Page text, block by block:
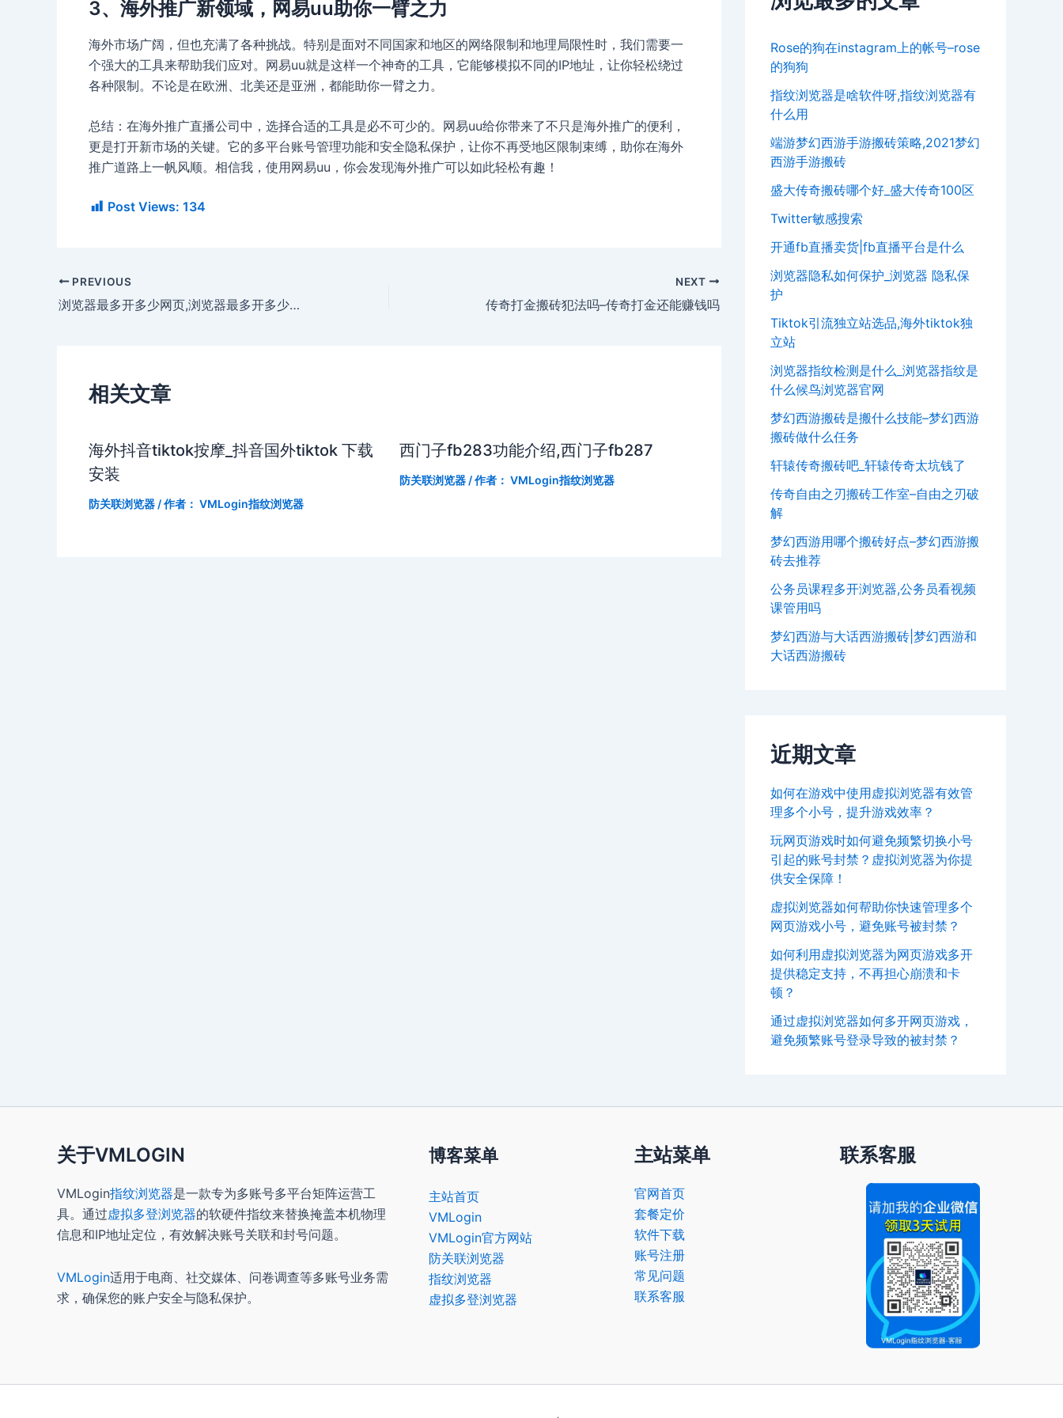
3、海外推广新领域，网易uu助你一臂之力
海外市场广阔，但也充满了各种挑战。特别是面对不同国家和地区的网络限制和地理局限性时，我们需要一
个强大的工具来帮助我们应对。网易uu就是这样一个神奇的工具，它能够模拟不同的IP地址，让你轻松绕过
各种限制。不论是在欧洲、北美还是亚洲，都能助你一臂之力。
总结：在海外推广直播公司中，选择合适的工具是必不可少的。网易uu给你带来了不只是海外推广的便利，
更是打开新市场的关键。它的多平台账号管理功能和安全隐私保护，让你不再受地区限制束缚，助你在海外
推广道路上一帆风顺。相信我，使用网易uu，你会发现海外推广可以如此轻松有趣！
Post Views: 134
PREVIOUS
浏览器最多开多少网页,浏览器最多开多少网页好
NEXT
传奇打金搬砖犯法吗–传奇打金还能赚钱吗
相关文章
海外抖音tiktok按摩_抖音国外tiktok 下载
安装
防关联浏览器 / 作者： VMLogin指纹浏览器
西门子fb283功能介绍,西门子fb287
防关联浏览器/ 作者： VMLogin指纹浏览器
Rose的狗在instagram上的帐号–rose
的狗狗
指纹浏览器是啥软件呀,指纹浏览器有
什么用
端游梦幻西游手游搬砖策略,2021梦幻
西游手游搬砖
盛大传奇搬砖哪个好_盛大传奇100区
Twitter敏感搜索
开通fb直播卖货|fb直播平台是什么
浏览器隐私如何保护_浏览器 隐私保
护
Tiktok引流独立站选品,海外tiktok独
立站
浏览器指纹检测是什么_浏览器指纹是
什么候鸟浏览器官网
梦幻西游搬砖是搬什么技能–梦幻西游
搬砖做什么任务
轩辕传奇搬砖吧_轩辕传奇太坑钱了
传奇自由之刃搬砖工作室–自由之刃破
解
梦幻西游用哪个搬砖好点–梦幻西游搬
砖去推荐
公务员课程多开浏览器,公务员看视频
课管用吗
梦幻西游与大话西游搬砖|梦幻西游和
大话西游搬砖
近期文章
如何在游戏中使用虚拟浏览器有效管
理多个小号，提升游戏效率？
玩网页游戏时如何避免频繁切换小号
引起的账号封禁？虚拟浏览器为你提
供安全保障！
虚拟浏览器如何帮助你快速管理多个
网页游戏小号，避免账号被封禁？
如何利用虚拟浏览器为网页游戏多开
提供稳定支持，不再担心崩溃和卡
顿？
通过虚拟浏览器如何多开网页游戏，
避免频繁账号登录导致的被封禁？
关于VMLOGIN
VMLogin指纹浏览器是一款专为多账号多平台矩阵运营工
具。通过虚拟多登浏览器的软硬件指纹来替换掩盖本机物理
信息和IP地址定位，有效解决账号关联和封号问题。
VMLogin适用于电商、社交媒体、问卷调查等多账号业务需
求，确保您的账户安全与隐私保护。
博客菜单
主站首页
VMLogin
VMLogin官方网站
防关联浏览器
指纹浏览器
虚拟多登浏览器
主站菜单
官网首页
套餐定价
软件下载
账号注册
常见问题
联系客服
联系客服